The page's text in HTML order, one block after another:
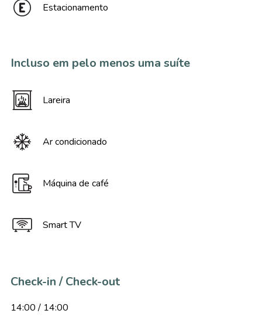
Estacionamento
Incluso em pelo menos uma suíte
Lareira
Ar condicionado
Máquina de café
Smart TV
Check-in / Check-out
14:00 / 14:00